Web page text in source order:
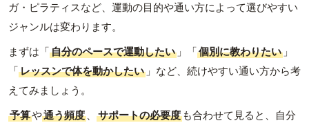
ガ・ピラティスなど、運動の目的や通い方によって選びやすい
ジャンルは変わります。
まずは「自分のペースで運動したい 」「個別に教わりたい 」
「レッスンで体を動かしたい 」など、続けやすい通い方から考
えてみましょう。
予算や通う頻度 、 サポートの必要度 も合わせて見ると、自分